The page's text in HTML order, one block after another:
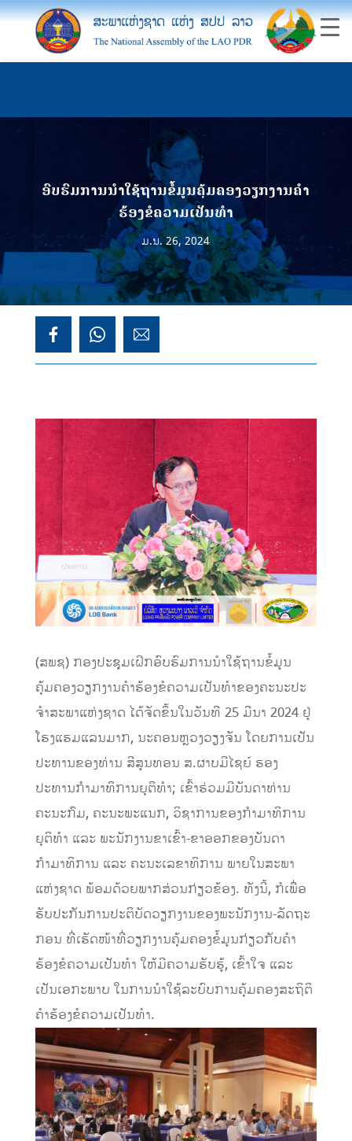
ອົບຮົມການນໍາໃຊ້ຖານຂໍ້ມູນຄຸ້ມຄອງວຽກງານຄໍາ
ຮ້ອງຂໍຄວາມເປັນທໍາ
ມ.ນ. 26, 2024
(ສພຊ) ກອງປະຊຸມເຝິກອົບຮົມການນໍາໃຊ້ຖານຂໍ້ມູນ
ຄຸ້ມຄອງວຽກງານຄໍາຮ້ອງຂໍຄວາມເປັນທໍາຂອງຄະນະປະ
ຈໍາສະພາແຫ່ງຊາດ ໄດ້ຈັດຂຶ້ນໃນວັນທີ 25 ມີນາ 2024 ຢູ່
ໂຮງແຮມແລນມາກ, ນະຄອນຫຼວງວຽງຈັນ ໂດຍການເປັນ
ປະທານຂອງທ່ານ ສີສູນທອນ ສ.ຜາບມີໄຊຍ໌ ຮອງ
ປະທານກຳມາທິການຍຸຕິທຳ; ເຂົ້າຮ່ວມມີບັນດາທ່ານ
ຄະນະກົມ, ຄະນະພະແນກ, ວິຊາການຂອງກຳມາທິການ
ຍຸຕິທຳ ແລະ ພະນັກງານຂາເຂົ້າ-ຂາອອກຂອງບັນດາ
ກຳມາທິການ ແລະ ຄະນະເລຂາທິການ ພາຍໃນສະພາ
ແຫ່ງຊາດ ພ້ອມດ້ວຍພາກສ່ວນກ່ຽວຂ້ອງ. ທັງນີ້, ກໍເພື່ອ
ຮັບປະກັນການປະຕິບັດວຽກງານຂອງພະນັກງານ-ລັດຖະ
ກອນ ທີ່ເຮັດໜ້າທີ່ວຽກງານຄຸ້ມຄອງຂໍ້ມູນກ່ຽວກັບຄໍາ
ຮ້ອງຂໍຄວາມເປັນທໍາ ໃຫ້ມີຄວາມຮັບຮູ້, ເຂົ້າໃຈ ແລະ
ເປັນເອກະພາບ ໃນການນໍາໃຊ້ລະບົບການຄຸ້ມຄອງສະຖິຕິ
ຄໍາຮ້ອງຂໍຄວາມເປັນທໍາ.